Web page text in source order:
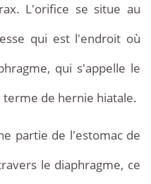
L'orifice se situe au
qui est l'endroit où
qui s'appelle le
terme de hernie hiatale.
partie de l'estomac de
le diaphragme, ce